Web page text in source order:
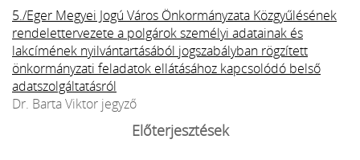
5./Eger Megyei Jogú Város Önkormányzata Közgyűlésének
rendelettervezete a polgárok személyi adatainak és
lakcímének nyilvántartásából jogszabályban rögzített
önkormányzati feladatok ellátásához kapcsolódó belső
adatszolgáltatásról
Dr. Barta Viktor jegyző
Előterjesztések